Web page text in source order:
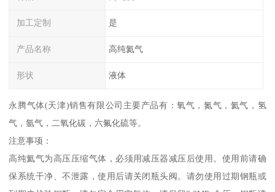
加工定制 是
产品名称 高纯氦气
形状 液体
永腾气体(天津)销售有限公司主要产品有：氧气，氮气，氦气，氢
气，氩气，二氧化碳，六氟化硫等。
注意事项：
高纯氦气为高压压缩气体，必须用减压器减压后使用。使用前请确
保系统干净、不泄露，使用后请关闭瓶头阀。请勿使用过期钢瓶或